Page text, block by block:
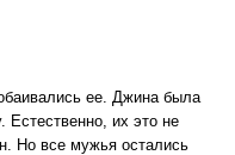
ее. Джина была
Естественно, их это не
Но все мужья остались